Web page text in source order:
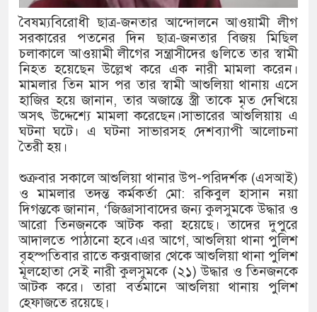
গুলশান থেকে সাবেক মন্ত্রী লতিফ
‘স্কুটি নাকি গোল্ড?’ ক্যাম্পেইনের
এর ফ্রিডম ব্র্যান্ড, বাড়ল ক্যাম্পেইনের
সংবিধান অনুযায়ী যথাসময়ে রাষ্ট্রপতি
১৫২২ পুলিশ সদস্যকে চাকরিতে
দেশের ৬ অঞ্চলে ঝড়ের আভাস
সার্ককে আরও গতিশীল করতে চায়
প্রেমের সম্পর্ক ছিন্ন না করায় মা-
প্রধানমন্ত্রীর সঙ্গে নবনিযুক্ত নৌবাহিনী
বৈষম্যবিরোধী ছাত্র-জনতার আন্দোলনে আওয়ামী লীগ
সরকারের পতনের দিন ছাত্র-জনতার বিজয় মিছিল
চলাকালে আওয়ামী লীগের সন্ত্রাসীদের গুলিতে তার স্বামী
নিহত হয়েছেন উল্লেখ করে এক নারী মামলা করেন।
মামলার তিন মাস পর তার স্বামী আশুলিয়া থানায় এসে
হাজির হয়ে জানান, তার অজান্তে স্ত্রী তাকে মৃত দেখিয়ে
অসৎ উদ্দেশ্যে মামলা করেছেন।সাভারের আশুলিয়ায় এ
ঘটনা ঘটে। এ ঘটনা সাভারসহ দেশব্যাপী আলোচনা
তৈরী হয়।
শুক্রবার সকালে আশুলিয়া থানার উপ-পরিদর্শক (এসআই)
ও মামলার তদন্ত কর্মকর্তা মো: রকিবুল হাসান নয়া
দিগন্তকে জানান, ‘জিজ্ঞাসাবাদের জন্য কুলসুমকে উদ্ধার ও
আরো তিনজনকে আটক করা হয়েছে। তাদের দুপুরে
আদালতে পাঠানো হবে।এর আগে, আশুলিয়া থানা পুলিশ
বৃহস্পতিবার রাতে কক্সবাজার থেকে আশুলিয়া থানা পুলিশ
মূলহোতা সেই নারী কুলসুমকে (২১) উদ্ধার ও তিনজনকে
আটক করে। তারা বর্তমানে আশুলিয়া থানায় পুলিশ
হেফাজতে রয়েছে।